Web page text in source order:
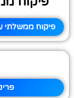
פיקוח ממשלתי